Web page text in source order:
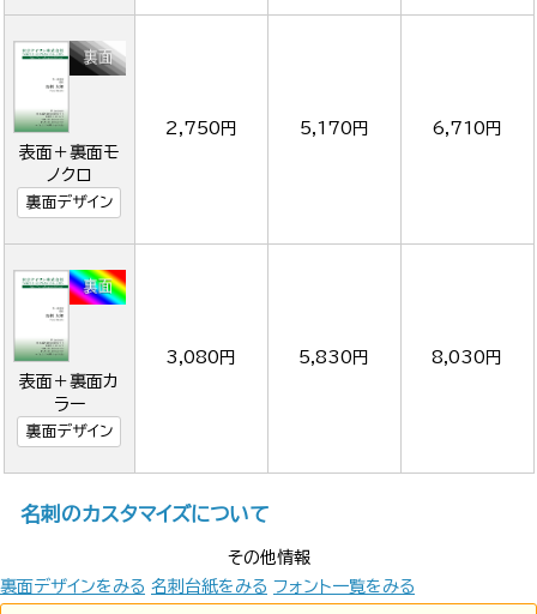
表面＋裏面モ
ノクロ
裏面デザイン
2,750円 5,170円 6,710円
表面＋裏面カ
ラー
裏面デザイン
3,080円 5,830円 8,030円
名刺のカスタマイズについて
その他情報
裏面デザインをみる 名刺台紙をみる フォント一覧をみる